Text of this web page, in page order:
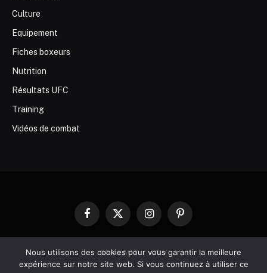
Culture
Equipement
Fiches boxeurs
Nutrition
Résultats UFC
Training
Vidéos de combat
Facebook
X
InstagramPinterest
CONTACT CGV
Nous utilisons des cookies pour vous garantir la meilleure
expérience sur notre site web. Si vous continuez à utiliser ce